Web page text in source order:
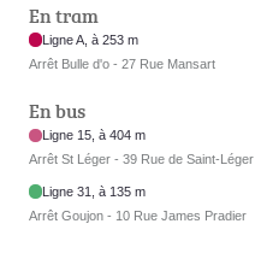
En tram
Ligne A, à 253 m
Arrêt Bulle d'o - 27 Rue Mansart
En bus
Ligne 15, à 404 m
Arrêt St Léger - 39 Rue de Saint-Léger
Ligne 31, à 135 m
Arrêt Goujon - 10 Rue James Pradier